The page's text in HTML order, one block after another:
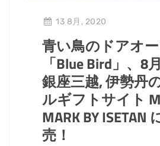
13 8月, 2020
青い鳥のドアオ
「Blue Bird」、8
銀座三越, 伊勢丹
ルギフトサイト
MARK BY ISETAN
売！